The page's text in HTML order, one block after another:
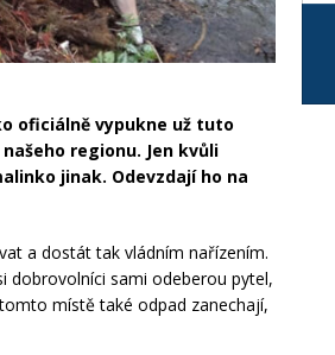
oficiálně vypukne už tuto
regionu. Jen kvůli
jinak. Odevzdají ho na
a dostát tak vládním nařízením.
dobrovolníci sami odeberou pytel,
místě také odpad zanechají,